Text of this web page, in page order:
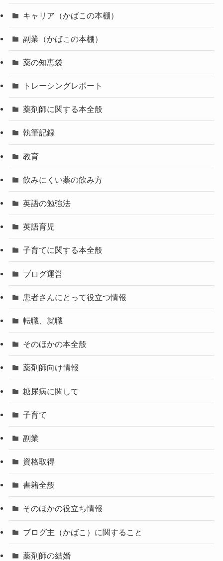
キャリア（かばこの本棚）
副業（かばこの本棚）
薬の知恵袋
トレーシングレポート
薬剤師に関する本全般
執筆記録
教育
飲みにくい薬の飲み方
英語の勉強法
英語育児
子育てに関する本全般
ブログ運営
患者さんにとって役立つ情報
転職、就職
そのほかの本全般
薬剤師向け情報
糖尿病に関して
子育て
副業
資格取得
書籍全般
そのほかの役立ち情報
ブログ主（かばこ）に関すること
薬剤師の結婚